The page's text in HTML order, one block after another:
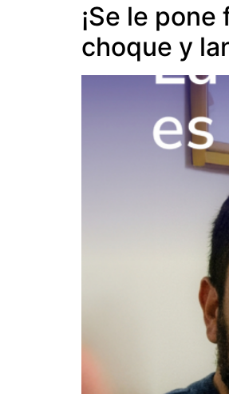
¡Se le
choque y